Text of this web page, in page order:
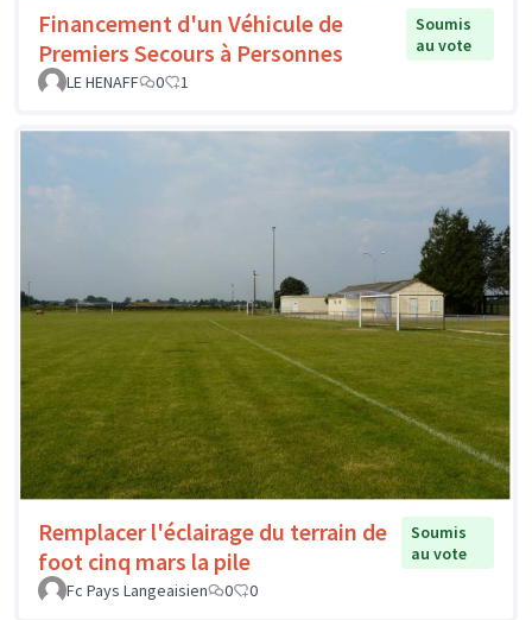
Financement d'un Véhicule de
Premiers Secours à Personnes
Soumis
au vote
LE HENAFF
0 1
Remplacer l'éclairage du terrain de
foot cinq mars la pile
Soumis
au vote
Fc Pays Langeaisien
0 0